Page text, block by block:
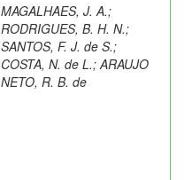
MAGALHAES, J. A.;
RODRIGUES, B. H. N.;
SANTOS, F. J. de S.;
COSTA, N. de L.; ARAUJO
NETO, R. B. de